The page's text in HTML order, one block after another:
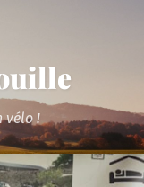
vélo !